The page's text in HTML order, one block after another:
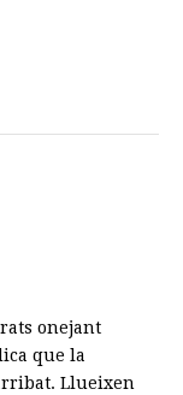
onejant
que la
Llueixen